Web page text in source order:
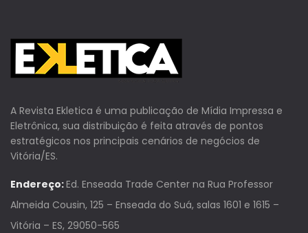
A Revista Ekletica é uma publicação de Mídia Impressa e
Eletrônica, sua distribuição é feita através de pontos
estratégicos nos principais cenários de negócios de
Vitória/ES.
Endereço:Ed. Enseada Trade Center na Rua Professor
Almeida Cousin, 125 – Enseada do Suá, salas 1601 e 1615 –
Vitória – ES, 29050-565